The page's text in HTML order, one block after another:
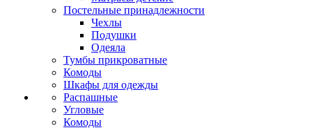
Постельные принадлежности
Чехлы
Подушки
Одеяла
Тумбы прикроватные
Комоды
Шкафы для одежды
Распашные
Угловые
Комоды